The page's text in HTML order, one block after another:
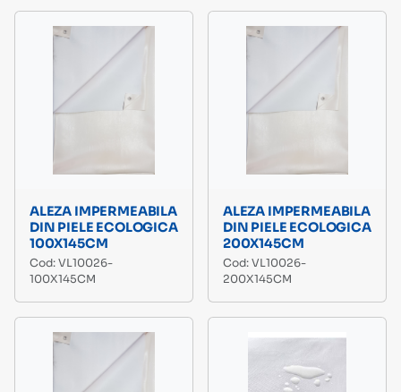
ALEZA IMPERMEABILA
DIN PIELE ECOLOGICA
100X145CM
Cod: VL10026-
100X145CM
ALEZA IMPERMEABILA
DIN PIELE ECOLOGICA
200X145CM
Cod: VL10026-
200X145CM